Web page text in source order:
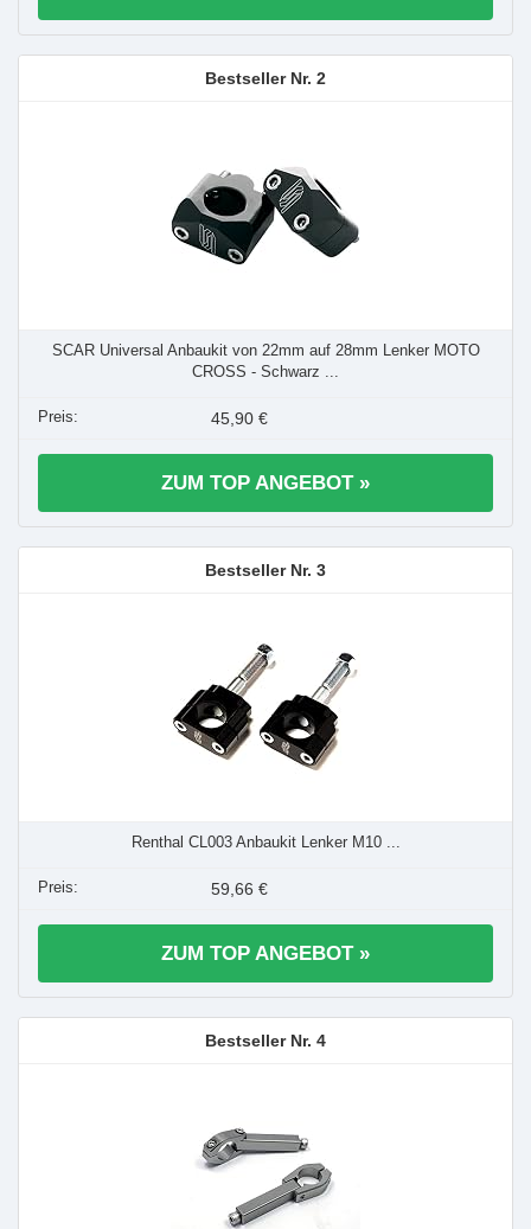
2
SCAR Universal Anbaukit von 22mm auf 28mm Lenker MOTO
CROSS - Schwarz ...
45,90 €
ZUM TOP ANGEBOT »
3
Renthal CL003 Anbaukit Lenker M10 ...
59,66 €
ZUM TOP ANGEBOT »
4